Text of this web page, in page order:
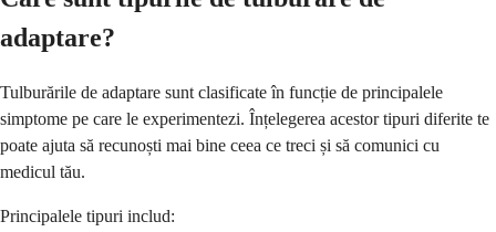
adaptare?
Tulburările de adaptare sunt clasificate în funcție de principalele
simptome pe care le experimentezi. Înțelegerea acestor tipuri diferite te
poate ajuta să recunoști mai bine ceea ce treci și să comunici cu
medicul tău.
Principalele tipuri includ: